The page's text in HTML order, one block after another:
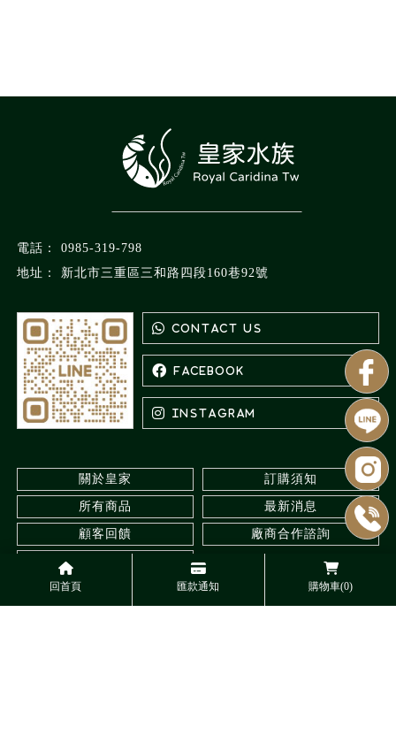
回首頁 匯款通知 購物車(0)
0985-319-798
新北市三重區三和路四段160巷92號
關於皇家 訂購須知
所有商品 最新消息
顧客回饋 廠商合作諮詢
水族館 台北水族館 三重水族館 觀賞蝦專賣 台北觀賞蝦專賣